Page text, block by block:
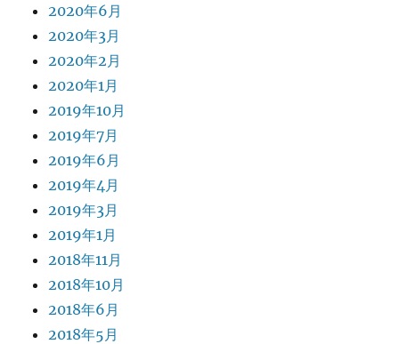
2020年6月
2020年3月
2020年2月
2020年1月
2019年10月
2019年7月
2019年6月
2019年4月
2019年3月
2019年1月
2018年11月
2018年10月
2018年6月
2018年5月